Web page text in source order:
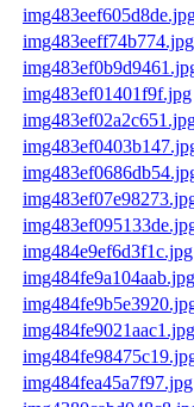
img483eeff74b774.jpg
img483ef01401f9f.jpg
img484e9ef6d3f1c.jpg
img484fe9a104aab.jpg
img484fe9021aac1.jpg
img484fea45a7f97.jpg